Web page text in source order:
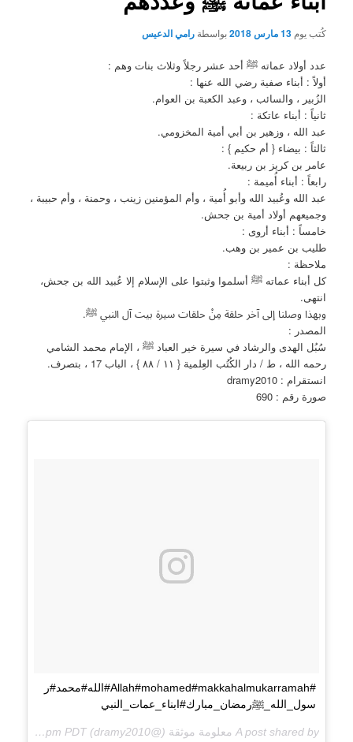
كُتب يوم13 مارس 2018 بواسطةرامي الدعيس
عدد أولاد عماته ﷺ أحد عشر رجلاً وثلاث بنات وهم :
أولاً : أبناء صفية رضي الله عنها :
الزُبير ، والسائب ، وعبد الكعبة بن العوام.
ثانياً : أبناء عاتكة :
عبد الله ، وزهير بن أبي أمية المخزومي.
ثالثاً : بيضاء { أم حكيم } :
عامر بن كريز بن ربيعة.
رابعاً : أبناء أُميمة :
عبد الله وعُبيد الله وأبو أُمية ، وأم المؤمنين زينب ، وحمنة ، وأم حبيبة ،
وجميعهم أولاد أمية بن جحش.
خامساً : أبناء أروى :
طليب بن عمير بن وهب.
ملاحظة :
كل أبناء عماته ﷺ أسلموا وثبتوا على الإسلام إلا عُبيد الله بن جحش،
انتهى.
وبهذا وصلنا إلى آخر حلقة مِنْ حلقات سيرة بيت آل النبي ﷺ.
المصدر :
سُبُل الهدى والرشاد في سيرة خير العباد ﷺ ، الإمام محمد الشامي
رحمه الله ، ط / دار الكُتُب العِلمية { ١١ / ٨٨ } ، الباب 17 ، بتصرف.
انستقرام : dramy2010
صورة رقم : 690
#Allah#mohamed#makkahalmukarramah#الله#محمد#ر
سول_الله_ﷺرمضان_مبارك#ابناء_عمات_النبي
A post shared by معلومة موثقة (@dramy2010) on
Jun 23, 2017 at 5:40pm PDT